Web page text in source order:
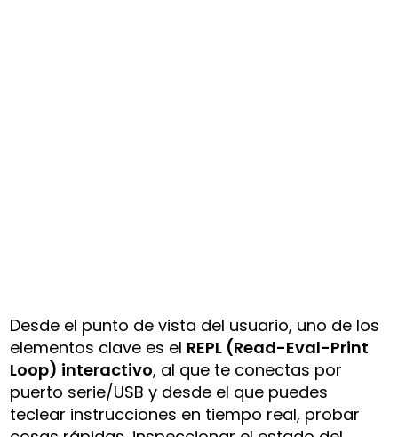
Desde el punto de vista del usuario, uno de los
elementos clave es el REPL (Read-Eval-Print
Loop) interactivo, al que te conectas por
puerto serie/USB y desde el que puedes
teclear instrucciones en tiempo real, probar